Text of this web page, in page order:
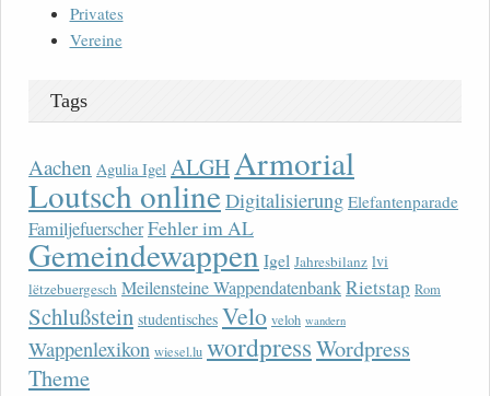
Privates
Vereine
Tags
Aachen Agulia Igel ALGHArmorial
Loutsch onlineDigitalisierung Elefantenparade
FamiljefuerscherFehler im AL
Gemeindewappen Igel Jahresbilanz lvi
lëtzebuergesch Meilensteine WappendatenbankRietstap Rom
Schlußstein studentisches Velo veloh wandern
Wappenlexikon wiesel.lu wordpressWordpress
Theme